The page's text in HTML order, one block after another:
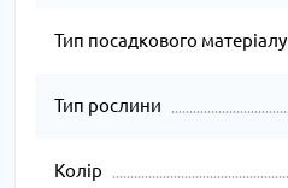
Тип посадкового матеріалу
Тип рослини
Колір